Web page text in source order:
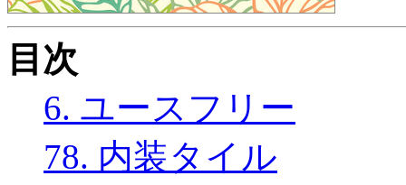
目次
6. ユースフリー
78. 内装タイル